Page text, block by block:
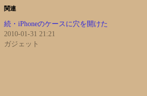
関連
続・iPhoneのケースに穴を開けた
2010-01-31 21:21
ガジェット